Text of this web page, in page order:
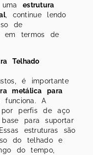
uma estrutura
, continue lendo
de
em termos de
Telhado
é importante
metálica para
A
por perfis de aço
para suportar
estruturas são
do telhado e
do tempo,